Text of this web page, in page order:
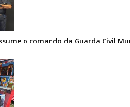
o comando da Guarda Civil